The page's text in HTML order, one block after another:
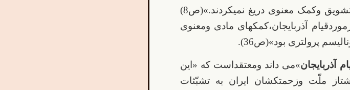
سرخ طبیعتاًنسبت به جنبش توده ای ازتشویق وکمک معنوی دریغ نمیکردند.»(ص8)
آذربایجان،کمکهای مادی ومعنوی
پرولتری بود»(ص36).
آذربایجان»می داند ومعتقداست که «این
ملّت وزحمتکشان ایران به تشبّثات